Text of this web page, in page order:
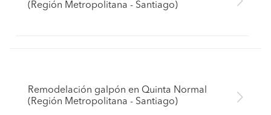
(Región Metropolitana - Santiago)
Remodelación galpón en Quinta Normal
(Región Metropolitana - Santiago)